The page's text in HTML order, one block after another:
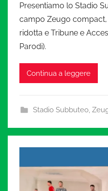
a
Presentiamo lo Stadio
campo Zeugo
ridotta e Tribune e
Parodi).
Continua a leggere
Stadio Subbuteo,